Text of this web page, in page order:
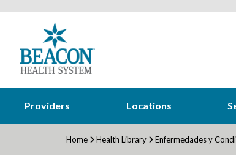
Providers Locations
Home Health Library Enfermedades y